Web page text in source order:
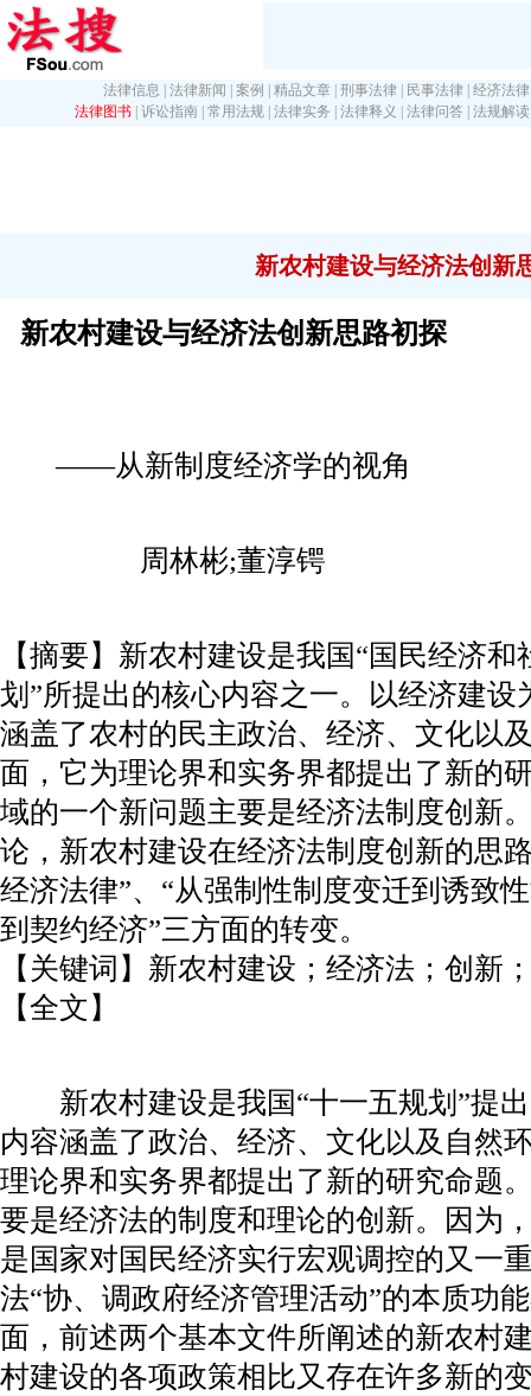
法律信息 法律新闻 案例 精品文章 刑事法律 民事法律 经济法律
法律图书 诉讼指南 常用法规 法律实务 法律释义 法律问答 法规解读
新农村建设与经济法创新
新农村建设与经济法创新思路初探
——从新制度经济学的视角
周林彬;董淳锷
【摘要】新农村建设是我国“国民经济
划”所提出的核心内容之一。以经济建
涵盖了农村的民主政治、经济、文化以
面，它为理论界和实务界都提出了新的
域的一个新问题主要是经济法制度创新
论，新农村建设在经济法制度创新的思
经济法律”、“从强制性制度变迁到诱致
到契约经济”三方面的转变。
【关键词】新农村建设；经济法；创新
【全文】
新农村建设是我国“十一五规划”提出
内容涵盖了政治、经济、文化以及自然
理论界和实务界都提出了新的研究命题
要是经济法的制度和理论的创新。因为
是国家对国民经济实行宏观调控的又一
法“协、调政府经济管理活动”的本质功
面，前述两个基本文件所阐述的新农村
村建设的各项政策相比又存在许多新的